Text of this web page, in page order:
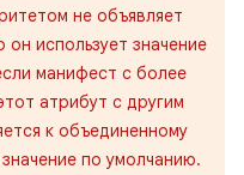
не объявляет
он использует значение
манифест с более
атрибут с другим
к объединенному
по умолчанию.